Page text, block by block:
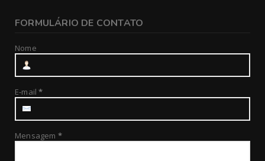
FORMULÁRIO DE CONTATO
Nome
E-mail*
Mensagem *